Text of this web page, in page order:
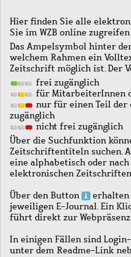
Hier finden Sie alle
Sie im WZB online
Das Ampelsymbol hinter
welchem Rahmen ein
Zeitschrift möglich ist. Der
frei zugänglich
für MitarbeiterInnen
nur für einen Teil der
zugänglich
nicht frei zugänglich
Über die Suchfunktion
Zeitschriftentiteln suchen.
eine alphabetisch oder
elektronischen
Über den Button
erhalten
jeweiligen E-Journal. Ein
führt direkt zur
In einigen Fällen sind
unter dem Readme-Link